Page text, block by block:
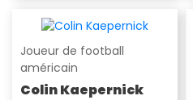
Joueur de football
américain
Colin Kaepernick